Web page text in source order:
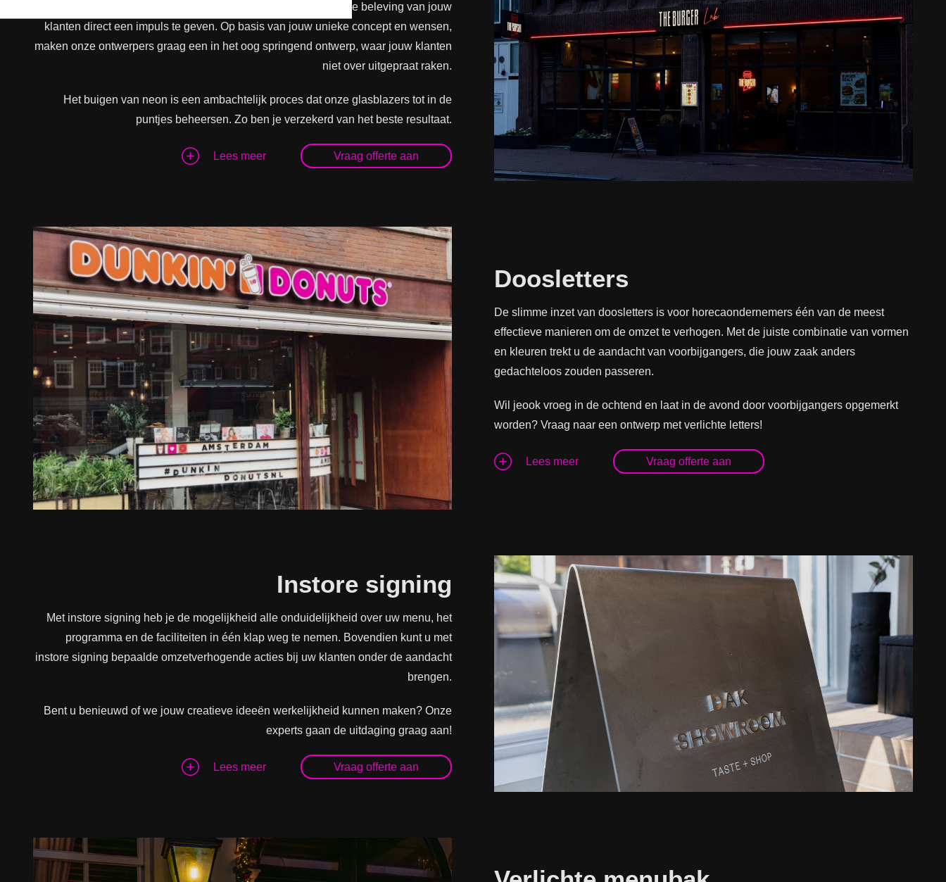
Creatief gebruik van neonverlichting maakt het mogelijk de beleving van jouw
klanten direct een impuls te geven. Op basis van jouw unieke concept en wensen,
maken onze ontwerpers graag een in het oog springend ontwerp, waar jouw klanten
niet over uitgepraat raken.
Het buigen van neon is een ambachtelijk proces dat onze glasblazers tot in de
puntjes beheersen. Zo ben je verzekerd van het beste resultaat.
Lees meer Vraag offerte aan
Doosletters
De slimme inzet van doosletters is voor horecaondernemers één van de meest
effectieve manieren om de omzet te verhogen. Met de juiste combinatie van vormen
en kleuren trekt u de aandacht van voorbijgangers, die jouw zaak anders
gedachteloos zouden passeren.
Wil jeook vroeg in de ochtend en laat in de avond door voorbijgangers opgemerkt
worden? Vraag naar een ontwerp met verlichte letters!
Lees meer Vraag offerte aan
Instore signing
Met instore signing heb je de mogelijkheid alle onduidelijkheid over uw menu, het
programma en de faciliteiten in één klap weg te nemen. Bovendien kunt u met
instore signing bepaalde omzetverhogende acties bij uw klanten onder de aandacht
brengen.
Bent u benieuwd of we jouw creatieve ideeën werkelijkheid kunnen maken? Onze
experts gaan de uitdaging graag aan!
Lees meer Vraag offerte aan